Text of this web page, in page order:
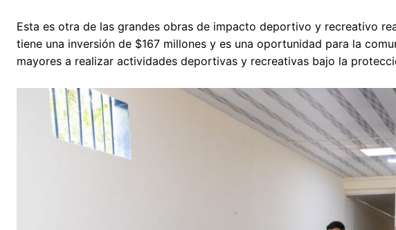
Esta es otra de las grandes obras de impacto deportivo y recreativo
tiene una inversión de $167 millones y es una oportunidad para la
mayores a realizar actividades deportivas y recreativas bajo la